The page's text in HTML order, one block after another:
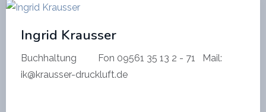
Ingrid Krausser
Buchhaltung Fon 09561 35 13 2 - 71 Mail:
ik@krausser-druckluft.de